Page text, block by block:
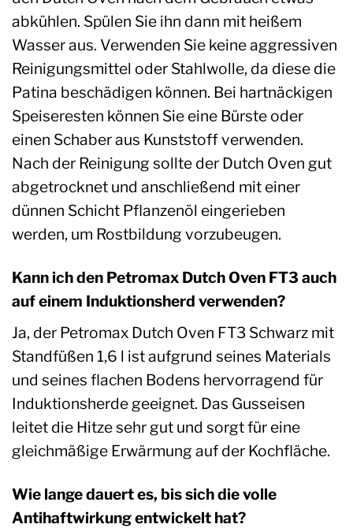
abkühlen. Spülen Sie ihn dann mit heißem
Wasser aus. Verwenden Sie keine aggressiven
Reinigungsmittel oder Stahlwolle, da diese die
Patina beschädigen können. Bei hartnäckigen
Speiseresten können Sie eine Bürste oder
einen Schaber aus Kunststoff verwenden.
Nach der Reinigung sollte der Dutch Oven gut
abgetrocknet und anschließend mit einer
dünnen Schicht Pflanzenöl eingerieben
werden, um Rostbildung vorzubeugen.
Kann ich den Petromax Dutch Oven FT3 auch
auf einem Induktionsherd verwenden?
Ja, der Petromax Dutch Oven FT3 Schwarz mit
Standfüßen 1,6 l ist aufgrund seines Materials
und seines flachen Bodens hervorragend für
Induktionsherde geeignet. Das Gusseisen
leitet die Hitze sehr gut und sorgt für eine
gleichmäßige Erwärmung auf der Kochfläche.
Wie lange dauert es, bis sich die volle
Antihaftwirkung entwickelt hat?